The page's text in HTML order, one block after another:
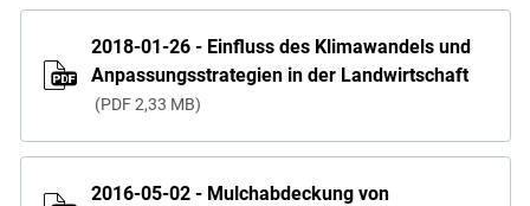
Skip to main content
2018-01-26 - Einfluss des Klimawandels und
Anpassungsstrategien in der Landwirtschaft
PDF 2,33 MB
2016-05-02 - Mulchabdeckung von